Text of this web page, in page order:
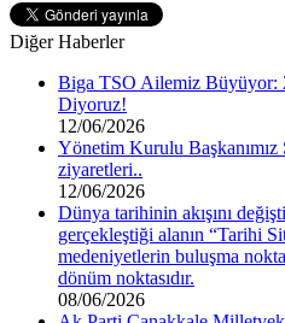
Diğer Haberler
Biga TSO Ailemiz Büyüyor:
Diyoruz!
12/06/2026
Yönetim Kurulu
ziyaretleri..
12/06/2026
Dünya tarihinin akışını
gerçekleştiği alanın “Tarihi
medeniyetlerin buluşma
dönüm noktasıdır.
08/06/2026